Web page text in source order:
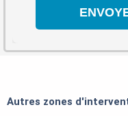
Autres zones